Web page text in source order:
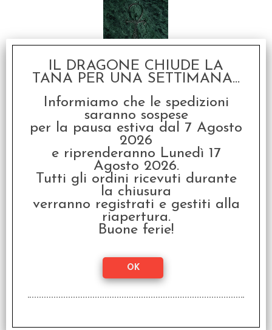
Vampiri La Masquerade
- 20° Anniversario
€55,99
Vampiri La Masquerade
24,99
IL DRAGONE CHIUDE LA
TANA PER UNA SETTIMANA...
Informiamo che le spedizioni
saranno sospese
per la pausa estiva dal 7 Agosto
2026
e riprenderanno Lunedì 17
Agosto 2026.
Tutti gli ordini ricevuti durante
la chiusura
verranno registrati e gestiti alla
riapertura.
Buone ferie!